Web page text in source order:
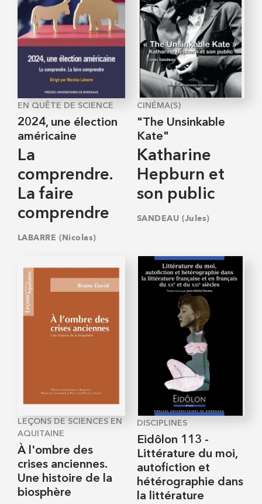
EN QUÊTE DE SCIENCE
2024, une élection
américaine
La
comprendre.
La faire
comprendre
LABARRE (Nicolas)
CINÉMA(S)
"The Unsinkable
Kate"
Katharine
Hepburn et
son public
SANDEAU (Jules)
LEÇONS DE SCIENCES EN
AQUITAINE
À l'ombre des
crises anciennes.
Une histoire de la
biosphère
DISCIPLINES
Eidôlon 113 -
Littérature du moi,
autofiction et
hétérographie dans
la littérature